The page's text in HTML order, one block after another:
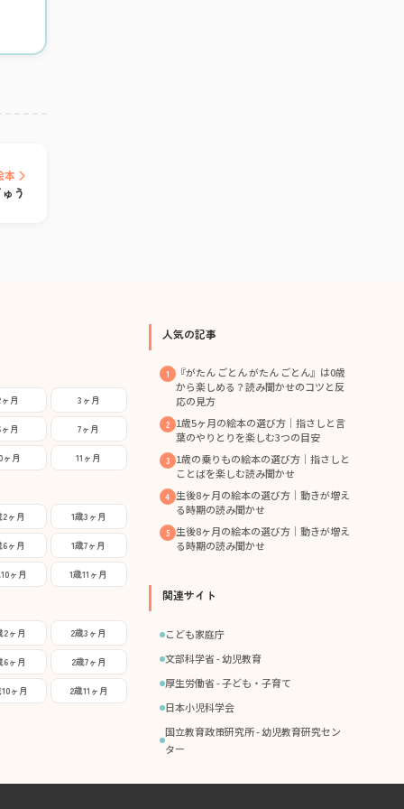
本
う
月 3ヶ月
月 7ヶ月
ヶ月 11ヶ月
2ヶ月 1歳3ヶ月
6ヶ月 1歳7ヶ月
ヶ月 1歳11ヶ月
2ヶ月 2歳3ヶ月
6ヶ月 2歳7ヶ月
ヶ月 2歳11ヶ月
人気の記事
『がたん ごとん がたん ごとん』は0歳
から楽しめる？読み聞かせのコツと反
応の見方
1歳5ヶ月の絵本の選び方｜指さしと言
葉のやりとりを楽しむ3つの目安
1歳の乗りもの絵本の選び方｜指さしと
ことばを楽しむ読み聞かせ
生後8ヶ月の絵本の選び方｜動きが増え
る時期の読み聞かせ
生後8ヶ月の絵本の選び方｜動きが増え
る時期の読み聞かせ
関連サイト
こども家庭庁
文部科学省 - 幼児教育
厚生労働省 - 子ども・子育て
日本小児科学会
国立教育政策研究所 - 幼児教育研究セン
ター